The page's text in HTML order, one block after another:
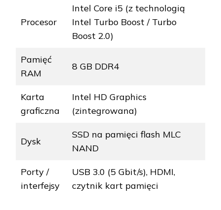
Procesor
Intel Core i5 (z technologią
Intel Turbo Boost / Turbo
Boost 2.0)
Pamięć
RAM
8 GB DDR4
Karta
graficzna
Intel HD Graphics
(zintegrowana)
Dysk
SSD na pamięci flash MLC
NAND
Porty /
interfejsy
USB 3.0 (5 Gbit/s), HDMI,
czytnik kart pamięci